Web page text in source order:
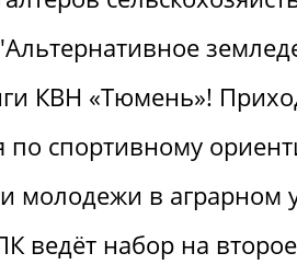
КВН «Тюмень»!
по спортивному
молодежи в аграрном
ведёт набор на